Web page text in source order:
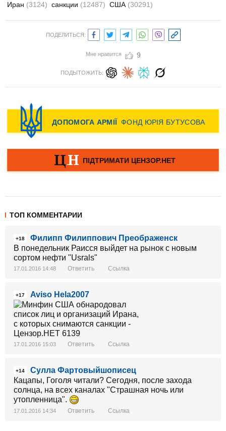
Иран (3124) санкции (12487) США (30291)
ПОДЕЛИТЬСЯ:
Мне нравится 9
ПОДЫТОЖИТЬ:
ТОП КОММЕНТАРИИ
+18
Филипп Филиппович Преображенск
В понедельник Раисся выйдет на рынок с новым
сортом нефти "Usrals"
17.01.2016 14:48 Ответить Ссылка
+17 Aviso Hela2007
17.01.2016 15:03 Ответить Ссылка
+14
Сулла Фартовыйшописец
Кацапы, Гоголя читали? Сегодня, после захода
солнца, на всех каналах "Страшная ночь или
утопленница".
17.01.2016 14:34 Ответить Ссылка